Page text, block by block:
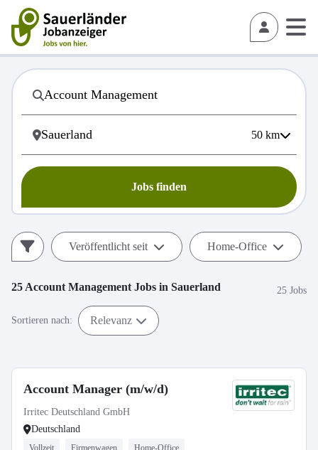
50 km
Jobs finden
Veröffentlicht seit Home-Office
25 Account Management Jobs in Sauerland 25 Jobs
Sortieren nach: Relevanz
Account Manager (m/w/d)
Irritec Deutschland GmbH
Deutschland
Vollzeit Firmenwagen Home-Office